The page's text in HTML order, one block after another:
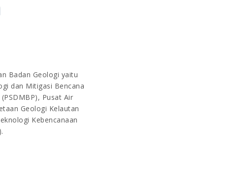
Badan Geologi yaitu
dan Mitigasi Bencana
Pusat Air
Geologi Kelautan
Kebencanaan